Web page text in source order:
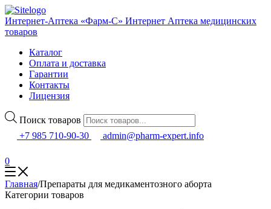
Интернет-Аптека «Фарм-С» Интернет Аптека медицинских
товаров
Каталог
Оплата и доставка
Гарантии
Контакты
Лицензия
Поиск товаров
+7 985 710-90-30
admin@pharm-expert.info
0
Главная/Препараты для медикаментозного аборта
Категории товаров